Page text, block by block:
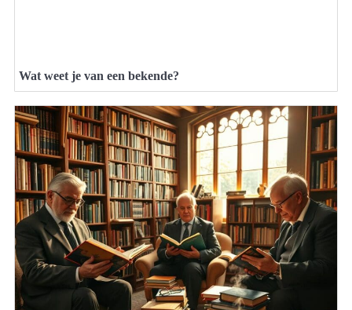
Wat weet je van een bekende?